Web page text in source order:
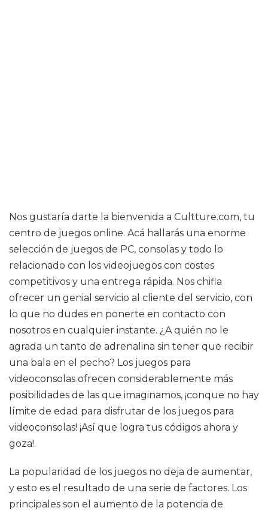
Nos gustaría darte la bienvenida a Cultture.com, tu
centro de juegos online. Acá hallarás una enorme
selección de juegos de PC, consolas y todo lo
relacionado con los videojuegos con costes
competitivos y una entrega rápida. Nos chifla
ofrecer un genial servicio al cliente del servicio, con
lo que no dudes en ponerte en contacto con
nosotros en cualquier instante. ¿A quién no le
agrada un tanto de adrenalina sin tener que recibir
una bala en el pecho? Los juegos para
videoconsolas ofrecen considerablemente más
posibilidades de las que imaginamos, ¡conque no hay
límite de edad para disfrutar de los juegos para
videoconsolas! ¡Así que logra tus códigos ahora y
goza!.
La popularidad de los juegos no deja de aumentar,
y esto es el resultado de una serie de factores. Los
principales son el aumento de la potencia de